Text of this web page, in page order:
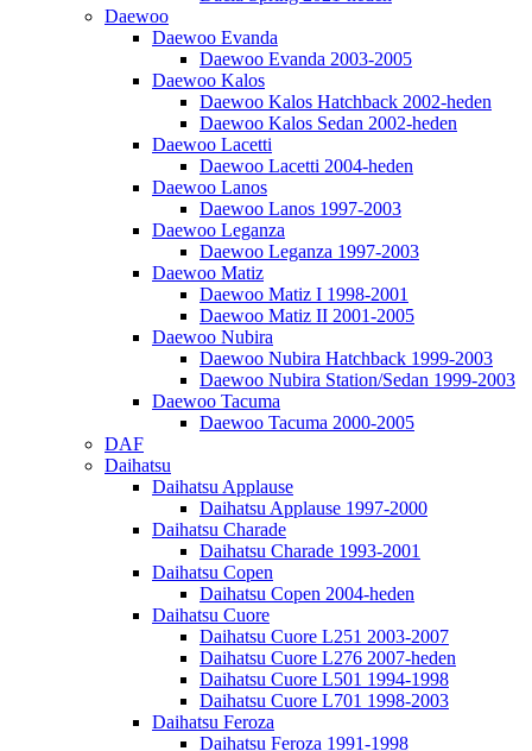
Daewoo
Daewoo Evanda
Daewoo Evanda 2003-2005
Daewoo Kalos
Daewoo Kalos Hatchback 2002-heden
Daewoo Kalos Sedan 2002-heden
Daewoo Lacetti
Daewoo Lacetti 2004-heden
Daewoo Lanos
Daewoo Lanos 1997-2003
Daewoo Leganza
Daewoo Leganza 1997-2003
Daewoo Matiz
Daewoo Matiz I 1998-2001
Daewoo Matiz II 2001-2005
Daewoo Nubira
Daewoo Nubira Hatchback 1999-2003
Daewoo Nubira Station/Sedan 1999-2003
Daewoo Tacuma
Daewoo Tacuma 2000-2005
DAF
Daihatsu
Daihatsu Applause
Daihatsu Applause 1997-2000
Daihatsu Charade
Daihatsu Charade 1993-2001
Daihatsu Copen
Daihatsu Copen 2004-heden
Daihatsu Cuore
Daihatsu Cuore L251 2003-2007
Daihatsu Cuore L276 2007-heden
Daihatsu Cuore L501 1994-1998
Daihatsu Cuore L701 1998-2003
Daihatsu Feroza
Daihatsu Feroza 1991-1998